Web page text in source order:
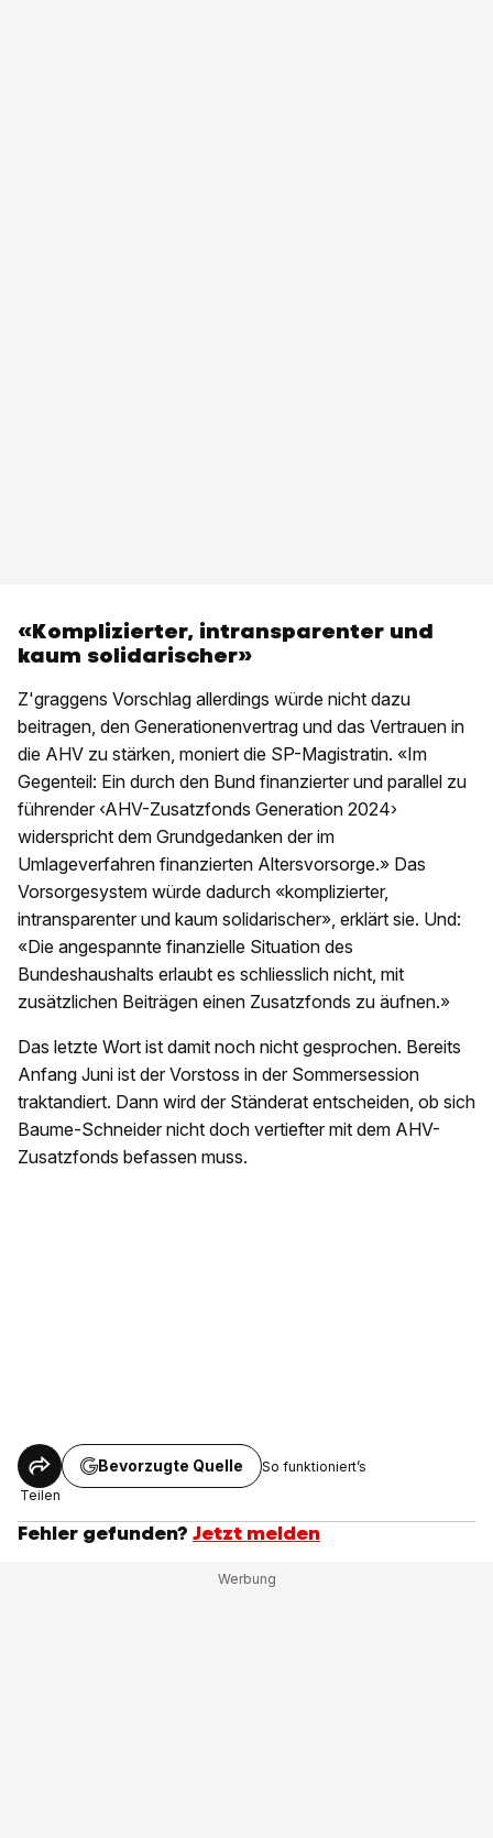
«Komplizierter, intransparenter und
kaum solidarischer»
Z'graggens Vorschlag allerdings würde nicht dazu
beitragen, den Generationenvertrag und das Vertrauen in
die AHV zu stärken, moniert die SP-Magistratin. «Im
Gegenteil: Ein durch den Bund finanzierter und parallel zu
führender ‹AHV-Zusatzfonds Generation 2024›
widerspricht dem Grundgedanken der im
Umlageverfahren finanzierten Altersvorsorge.» Das
Vorsorgesystem würde dadurch «komplizierter,
intransparenter und kaum solidarischer», erklärt sie. Und:
«Die angespannte finanzielle Situation des
Bundeshaushalts erlaubt es schliesslich nicht, mit
zusätzlichen Beiträgen einen Zusatzfonds zu äufnen.»
Das letzte Wort ist damit noch nicht gesprochen. Bereits
Anfang Juni ist der Vorstoss in der Sommersession
traktandiert. Dann wird der Ständerat entscheiden, ob sich
Baume-Schneider nicht doch vertiefter mit dem AHV-
Zusatzfonds befassen muss.
Teilen
Bevorzugte Quelle So funktioniert’s
Fehler gefunden? Jetzt melden